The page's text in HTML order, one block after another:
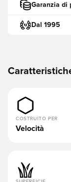
Garanzia di
Dal 1995
COSTRUITO PER
Velocità